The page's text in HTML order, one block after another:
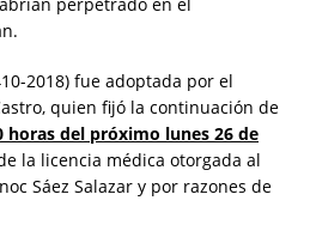
2018) fue adoptada por el
quien fijó la continuación de
horas del próximo lunes 26 de
la licencia médica otorgada al
Sáez Salazar y por razones de